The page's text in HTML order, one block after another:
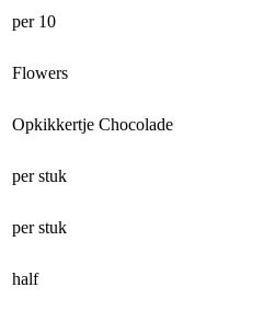
per 10
Flowers
Opkikkertje Chocolade
per stuk
per stuk
half